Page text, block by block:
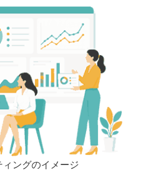
ィングのイメージ